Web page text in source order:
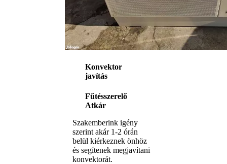
Konvektor
javítás
Fűtésszerelő
Atkár
Szakemberink igény
szerint akár 1-2 órán
belül kiérkeznek önhöz
és segítenek megjavítani
konvektorát.